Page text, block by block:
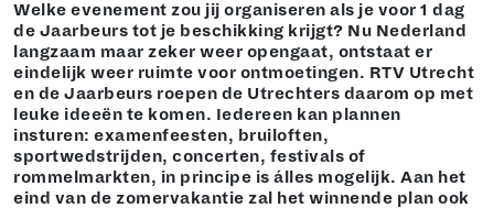
Welke evenement zou jij organiseren als je voor 1 dag
de Jaarbeurs tot je beschikking krijgt? Nu Nederland
langzaam maar zeker weer opengaat, ontstaat er
eindelijk weer ruimte voor ontmoetingen. RTV Utrecht
en de Jaarbeurs roepen de Utrechters daarom op met
leuke ideeën te komen. Iedereen kan plannen
insturen: examenfeesten, bruiloften,
sportwedstrijden, concerten, festivals of
rommelmarkten, in principe is álles mogelijk. Aan het
eind van de zomervakantie zal het winnende plan ook